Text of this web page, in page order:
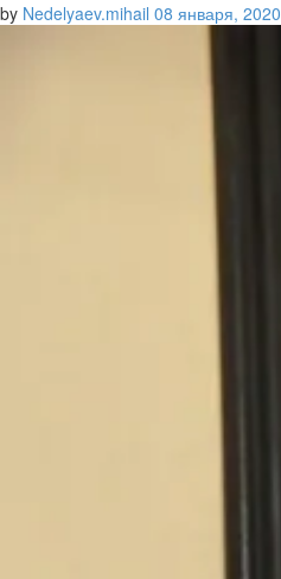
by Nedelyaev.mihail 08 января, 2020